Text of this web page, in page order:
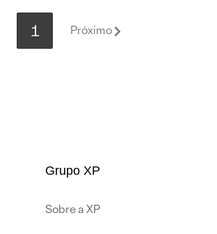
1 Próximo
Grupo XP
Sobre a XP